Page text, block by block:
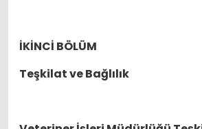
İKİNCİ BÖLÜM
Teşkilat ve Bağlılık